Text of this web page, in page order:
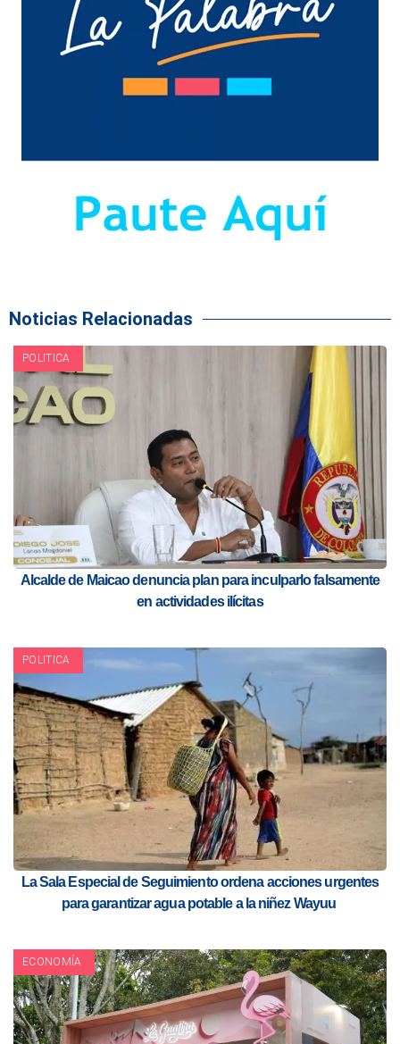
Noticias Relacionadas
POLITICA
Alcalde de Maicao denuncia plan para inculparlo falsamente
en actividades ilícitas
POLITICA
La Sala Especial de Seguimiento ordena acciones urgentes
para garantizar agua potable a la niñez Wayuu
ECONOMÍA